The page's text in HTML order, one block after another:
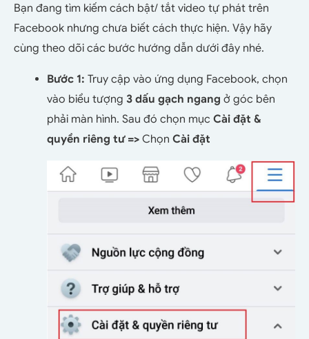
Bạn đang tìm kiếm cách bật/ tắt video tự phát trên
Facebook nhưng chưa biết cách thực hiện. Vậy hãy
cùng theo dõi các bước hướng dẫn dưới đây nhé.
Bước 1: Truy cập vào ứng dụng Facebook, chọn
vào biểu tượng 3 dấu gạch ngang ở góc bên
phải màn hình. Sau đó chọn mục Cài đặt &
quyền riêng tư => Chọn Cài đặt